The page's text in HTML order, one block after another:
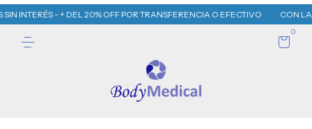
- + DEL 20% OFF POR TRANSFERENCIA O EFECTIVO CON LA COMPRA
0